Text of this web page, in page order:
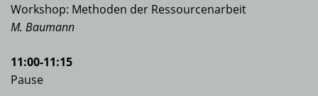
Workshop: Methoden der Ressourcenarbeit
M. Baumann
11:00-11:15
Pause